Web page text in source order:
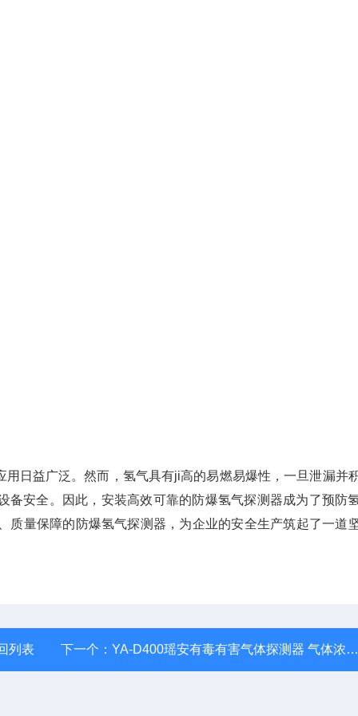
日益广泛。然而，氢气具有ji高的易燃易爆性，一旦泄漏并
安全。因此，安装高效可靠的防爆氢气探测器成为了预防
量保障的防爆氢气探测器，为企业的安全生产筑起了一道
列表 下一个：YA-D400瑶安有毒有害气体探测器 气体浓度检测